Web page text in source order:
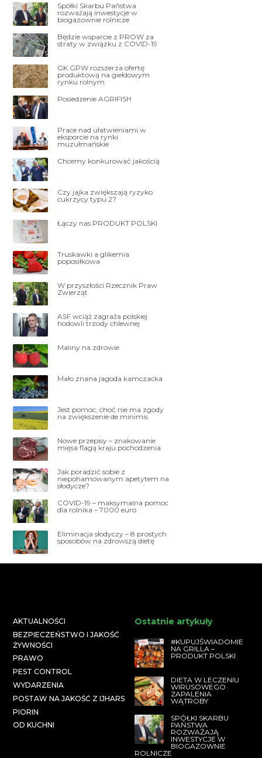
Spółki Skarbu Państwa
rozważają inwestycje w
biogazownie rolnicze
Będzie wsparcie z PROW za
straty w związku z COVID-19
GK GPW rozszerza ofertę
produktową na giełdowym
rynku rolnym
Posiedzenie AGRIFISH
Prace nad ułatwieniami w
eksporcie na rynki
muzułmańskie
Chcemy konkurować jakością
Czy jajka zwiększają ryzyko
cukrzycy typu 2?
Łączy nas PRODUKT POLSKI
Truskawki a glikemia
poposiłkowa
W przyszłości Rzecznik Praw
Zwierząt
ASF wciąż zagraża polskiej
hodowli trzody chlewnej
Maliny na zdrowie
Mało znana jagoda kamczacka
Jest pomoc, choć nie ma zgody
na zwiększenie de minimis
Nowe przepisy – znakowanie
mięsa flagą kraju pochodzenia
Jak poradzić sobie z
niepohamowanym apetytem na
słodycze?
COVID-19 – maksymalna pomoc
dla rolnika – 7000 euro
Eliminacja słodyczy – 8 prostych
sposobów na zdrowszą dietę
AKTUALNOŚCI
BEZPIECZEŃSTWO I JAKOŚĆ
ŻYWNOŚCI
PRAWO
PEST CONTROL
WYDARZENIA
POSTAW NA JAKOŚĆ Z IJHARS
PIORIN
OD KUCHNI
Ostatnie artykuły
#KUPUJŚWIADOMIE
NA GRILLA –
PRODUKT POLSKI
DIETA W LECZENIU
WIRUSOWEGO
ZAPALENIA
WĄTROBY
SPÓŁKI SKARBU
PAŃSTWA
ROZWAŻAJĄ
INWESTYCJE W
BIOGAZOWNIE
ROLNICZE